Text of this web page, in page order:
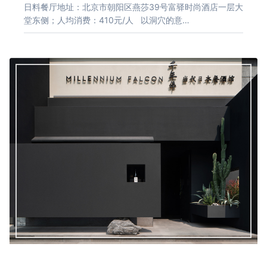
日料餐厅地址：北京市朝阳区燕莎39号富驿时尚酒店一层大
堂东侧；人均消费：410元/人 以洞穴的意…